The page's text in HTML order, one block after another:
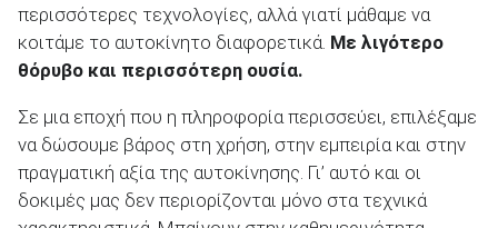
ΑΝΑΖΗΤΗΣΗ
Επιχειρήσεις
περισσότερες τεχνολογίες, αλλά γιατί μάθαμε να
κοιτάμε το αυτοκίνητο διαφορετικά. Με λιγότερο
θόρυβο και περισσότερη ουσία.
Σε μια εποχή που η πληροφορία περισσεύει, επιλέξαμε
να δώσουμε βάρος στη χρήση, στην εμπειρία και στην
πραγματική αξία της αυτοκίνησης. Γι’ αυτό και οι
δοκιμές μας δεν περιορίζονται μόνο στα τεχνικά